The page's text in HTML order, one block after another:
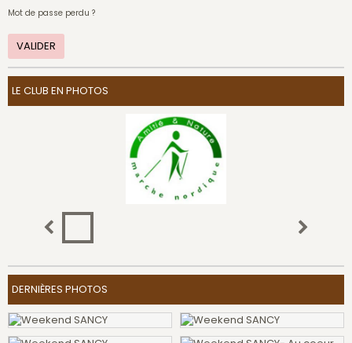
Mot de passe perdu ?
VALIDER
LE CLUB EN PHOTOS
DERNIÈRES PHOTOS